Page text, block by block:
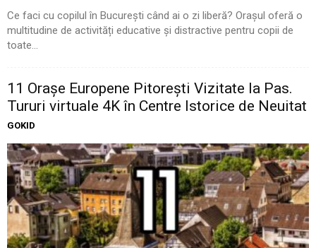
Ce faci cu copilul în București când ai o zi liberă? Orașul oferă o
multitudine de activități educative și distractive pentru copii de
toate...
11 Oraşe Europene Pitoreşti Vizitate la Pas.
Tururi virtuale 4K în Centre Istorice de Neuitat
GOKID